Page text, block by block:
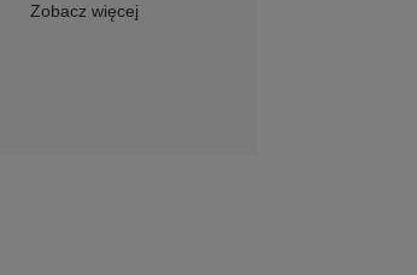
Zobacz więcej